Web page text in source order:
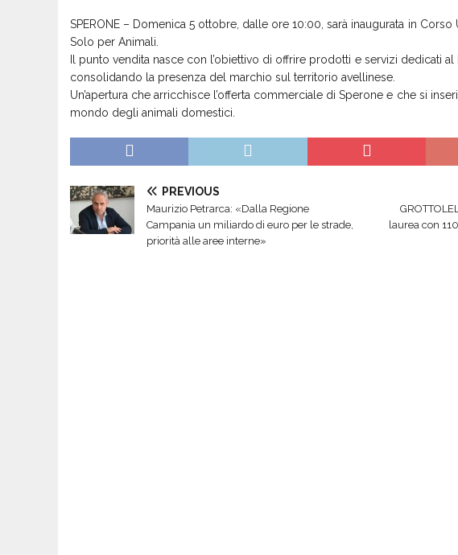
SPERONE – Domenica 5 ottobre, dalle ore 10:00, sarà inaugurata in
Solo per Animali.
Il punto vendita nasce con l’obiettivo di offrire prodotti e servizi dedicati
consolidando la presenza del marchio sul territorio avellinese.
Un’apertura che arricchisce l’offerta commerciale di Sperone e che si
mondo degli animali domestici.
PREVIOUS
Maurizio Petrarca: «Dalla Regione
Campania un miliardo di euro per le strade,
priorità alle aree interne»
laurea con